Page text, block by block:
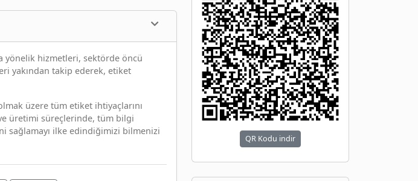
yönelik hizmetleri, sektörde öncü
yakından takip ederek, etiket
üzere tüm etiket ihtiyaçlarını
ve üretimi süreçlerinde, tüm bilgi
sağlamayı ilke edindiğimizi bilmenizi
QR Kodu indir